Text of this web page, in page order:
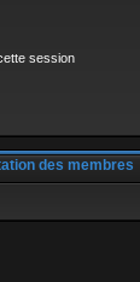
session
des membres